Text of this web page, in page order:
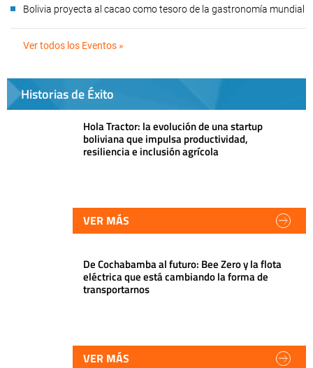
Bolivia proyecta al cacao como tesoro de la gastronomía mundial
Ver todos los Eventos »
Historias de Éxito
Hola Tractor: la evolución de una startup
boliviana que impulsa productividad,
resiliencia e inclusión agrícola
VER MÁS
De Cochabamba al futuro: Bee Zero y la flota
eléctrica que está cambiando la forma de
transportarnos
VER MÁS